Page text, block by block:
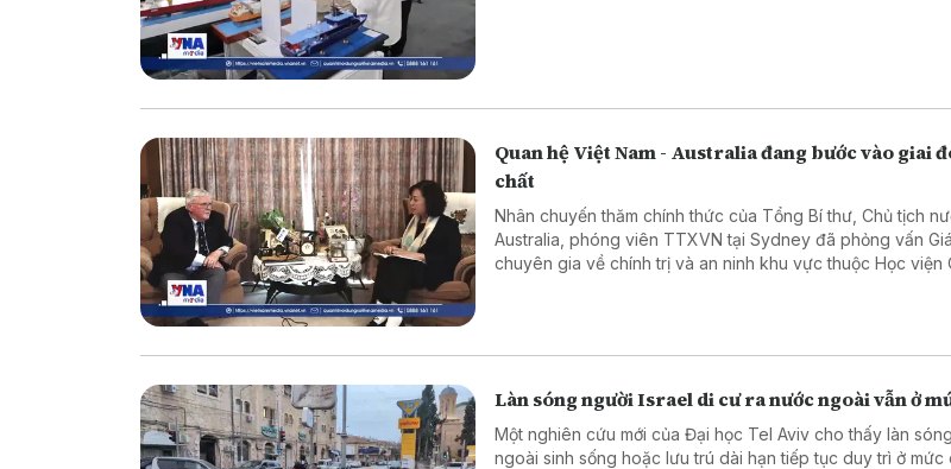
Quan hệ Việt Nam - Australia đang bước vào giai
chất
Nhân chuyến thăm chính thức của Tổng Bí thư, Chủ tịch
Australia, phóng viên TTXVN tại Sydney đã phỏng vấn
chuyên gia về chính trị và an ninh khu vực thuộc Học viện
Làn sóng người Israel di cư ra nước ngoài vẫn ở
Một nghiên cứu mới của Đại học Tel Aviv cho thấy làn
ngoài sinh sống hoặc lưu trú dài hạn tiếp tục duy trì ở mức